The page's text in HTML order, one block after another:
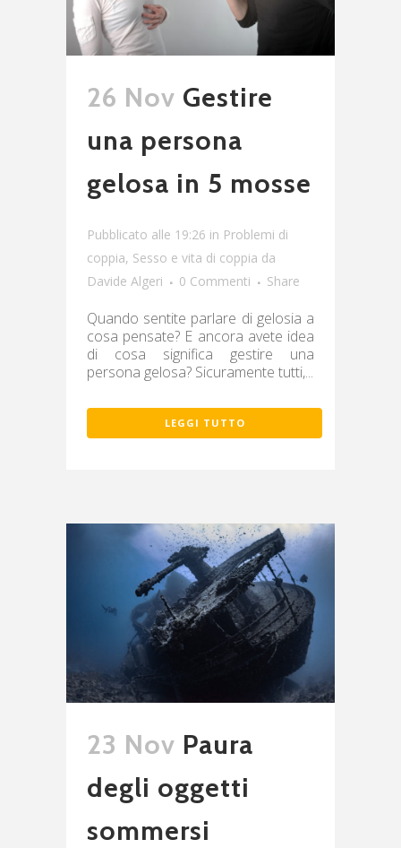
26 Nov Gestire
una persona
gelosa in 5 mosse
Pubblicato alle 19:26 in Problemi di
coppia, Sesso e vita di coppia da
Davide Algeri
0 Commenti Share
Quando sentite parlare di gelosia a
cosa pensate? E ancora avete idea
di cosa significa gestire una
persona gelosa? Sicuramente tutti,...
LEGGI TUTTO
23 Nov Paura
degli oggetti
sommersi